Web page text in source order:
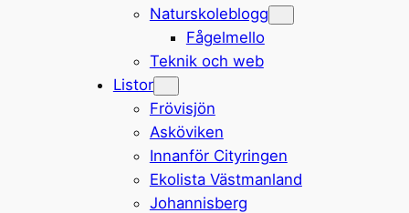
Naturskoleblogg
Fågelmello
Teknik och web
Listor
Frövisjön
Asköviken
Innanför Cityringen
Ekolista Västmanland
Johannisberg